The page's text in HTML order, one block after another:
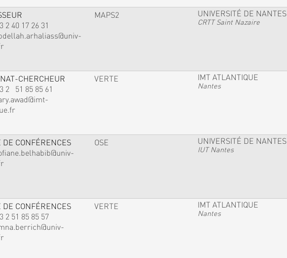
2 40 17 26 31
MAPS2 UNIVERSITÉ DE NANTES
CRTT Saint Nazaire
CHERCHEUR
2 51 85 85 61
VERTE IMT ATLANTIQUE
Nantes
DE CONFÉRENCES
OSE UNIVERSITÉ DE NANTES
IUT Nantes
DE CONFÉRENCES
2 51 85 85 57
VERTE IMT ATLANTIQUE
Nantes